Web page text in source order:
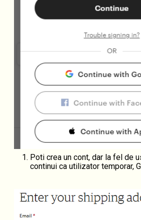
Poti crea un cont, dar la fel de
continui ca utilizator temporar,